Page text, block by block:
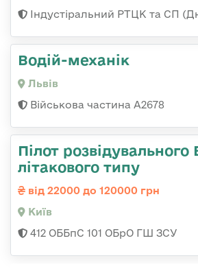
Індустіральний РТЦК та СП
Водій-механік
Львів
Військова частина А2678
Пілот
літакового типу
від 22000 до 120000 грн
Київ
412 ОББпС 101 ОБрО ГШ ЗСУ